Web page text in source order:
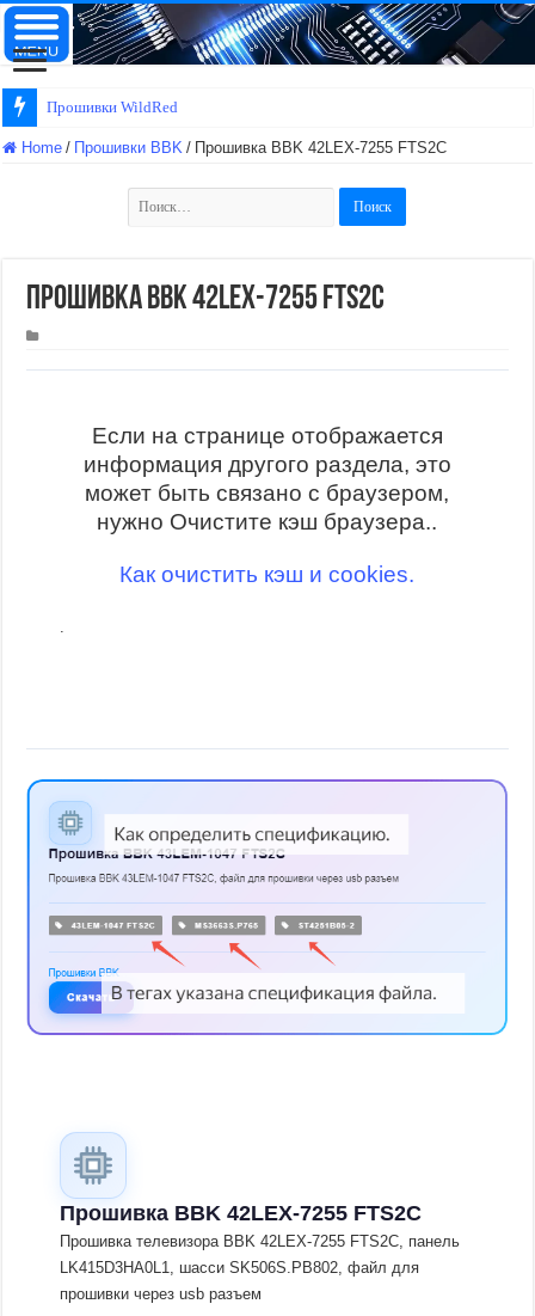
Прошивки WildRed
Home / Прошивки BBK / Прошивка BBK 42LEX-7255 FTS2C
Найти:
Прошивка BBK 42LEX-7255 FTS2C
Если на странице отображается
информация другого раздела, это
может быть связано с браузером,
нужно Очистите кэш браузера..
Как очистить кэш и cookies.
.
Прошивка BBK 42LEX-7255 FTS2C
Прошивка телевизора BBK 42LEX-7255 FTS2C, панель
LK415D3HA0L1, шасси SK506S.PB802, файл для
прошивки через usb разъем